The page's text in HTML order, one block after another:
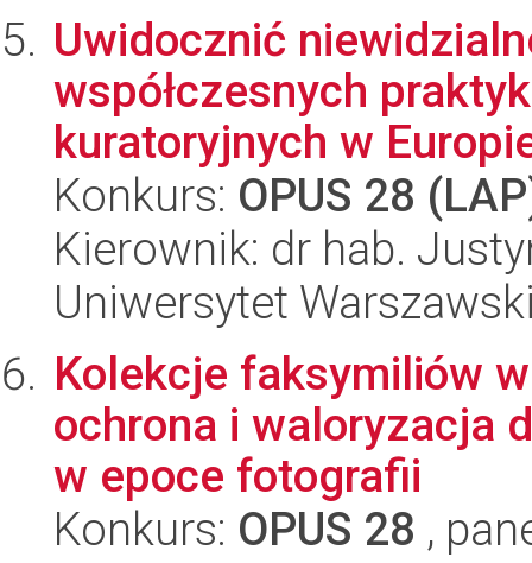
Uwidocznić
współczesnych
kuratoryjnych w
Konkurs: OPUS 28
Kierownik: dr hab.
Uniwersytet
Kolekcje faksymiliów
ochrona i waloryzacja
w epoce fotografii
Konkurs: OPUS 28 ,